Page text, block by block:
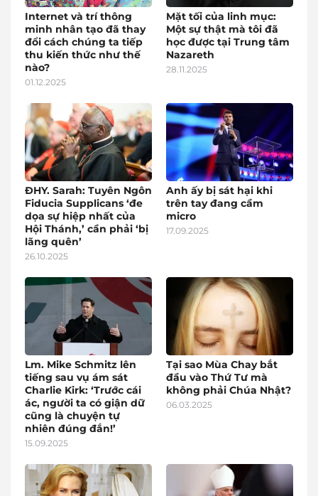
Internet và trí thông
minh nhân tạo đã thay
đổi cách chúng ta tiếp
thu kiến thức như thế
nào?
01.12.2025
Mặt tối của linh mục:
Một sự thật mà tôi đã
học được tại Trung tâm
Nazareth
28.11.2025
ĐHY. Sarah: Tuyên Ngôn
Fiducia Supplicans ‘đe
dọa sự hiệp nhất của
Hội Thánh,’ cần phải ‘bị
lãng quên’
26.10.2025
Anh ấy bị sát hại khi
trên tay đang cầm
micro
17.09.2025
Lm. Mike Schmitz lên
tiếng sau vụ ám sát
Charlie Kirk: ‘Trước cái
ác, người ta có giận dữ
cũng là chuyện tự
nhiên đúng đắn!’
15.09.2025
Tại sao Mùa Chay bắt
đầu vào Thứ Tư mà
không phải Chúa Nhật?
06.03.2025